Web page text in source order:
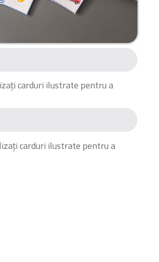
carduri ilustrate pentru a
carduri ilustrate pentru a